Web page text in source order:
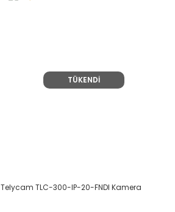
TÜKENDİ
Telycam TLC-300-IP-20-FNDI Kamera